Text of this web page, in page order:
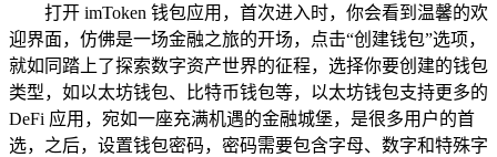
打开 imToken 钱包应用，首次进入时，你会看到温馨的欢
迎界面，仿佛是一场金融之旅的开场，点击“创建钱包”选项，
就如同踏上了探索数字资产世界的征程，选择你要创建的钱包
类型，如以太坊钱包、比特币钱包等，以太坊钱包支持更多的
DeFi 应用，宛如一座充满机遇的金融城堡，是很多用户的首
选，之后，设置钱包密码，密码需要包含字母、数字和特殊字